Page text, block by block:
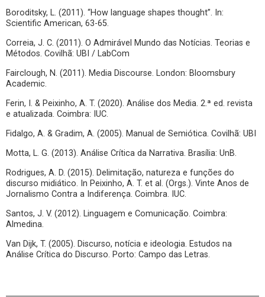
Boroditsky, L. (2011). “How language shapes thought”. In:
Scientific American, 63-65.
Correia, J. C. (2011). O Admirável Mundo das Notícias. Teorias e
Métodos. Covilhã: UBI / LabCom
Fairclough, N. (2011). Media Discourse. London: Bloomsbury
Academic.
Ferin, I. & Peixinho, A. T. (2020). Análise dos Media. 2.ª ed. revista
e atualizada. Coimbra: IUC.
Fidalgo, A. & Gradim, A. (2005). Manual de Semiótica. Covilhã: UBI
Motta, L. G. (2013). Análise Crítica da Narrativa. Brasília: UnB.
Rodrigues, A. D. (2015). Delimitação, natureza e funções do
discurso midiático. In Peixinho, A. T. et al. (Orgs.). Vinte Anos de
Jornalismo Contra a Indiferença. Coimbra. IUC.
Santos, J. V. (2012). Linguagem e Comunicação. Coimbra:
Almedina.
Van Dijk, T. (2005). Discurso, notícia e ideologia. Estudos na
Análise Crítica do Discurso. Porto: Campo das Letras.